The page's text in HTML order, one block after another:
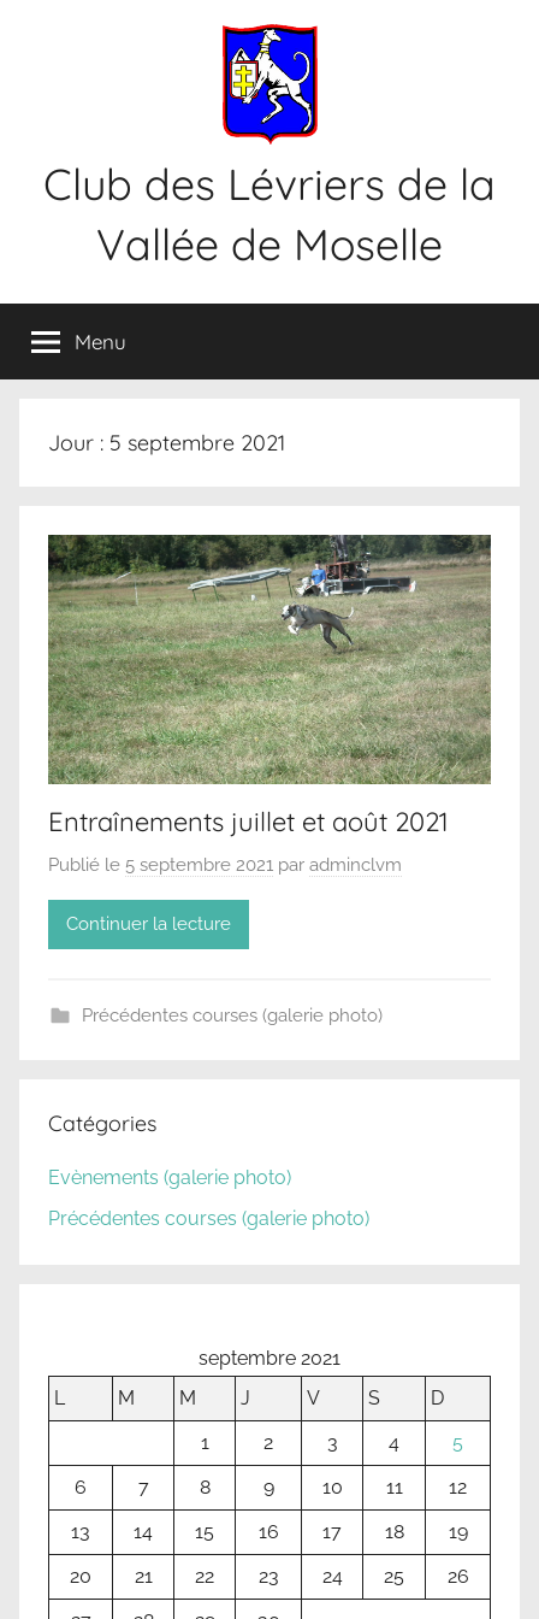
Club des Lévriers de la
Vallée de Moselle
Menu
Jour : 5 septembre 2021
Entraînements juillet et août 2021
Publié le 5 septembre 2021 par adminclvm
Continuer la lecture
Précédentes courses (galerie photo)
Catégories
Evènements (galerie photo)
Précédentes courses (galerie photo)
septembre 2021
L
M M J V S
D
1
2 3 4
5
6
7 8 9 10 11
12
13
14 15 16 17 18
19
20
21 22 23 24 25
26